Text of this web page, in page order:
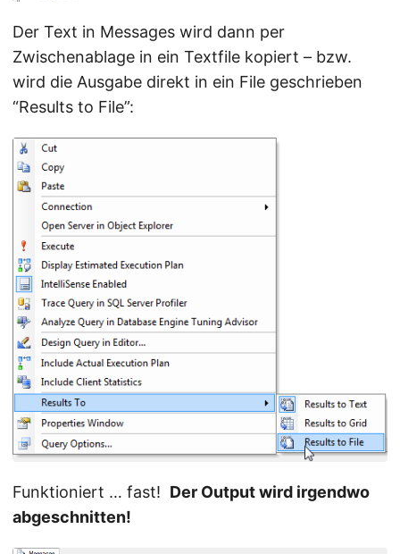
Der Text in Messages wird dann per
Zwischenablage in ein Textfile kopiert – bzw.
wird die Ausgabe direkt in ein File geschrieben
“Results to File”:
Funktioniert … fast! Der Output wird irgendwo
abgeschnitten!